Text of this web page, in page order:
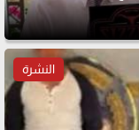
النشرة